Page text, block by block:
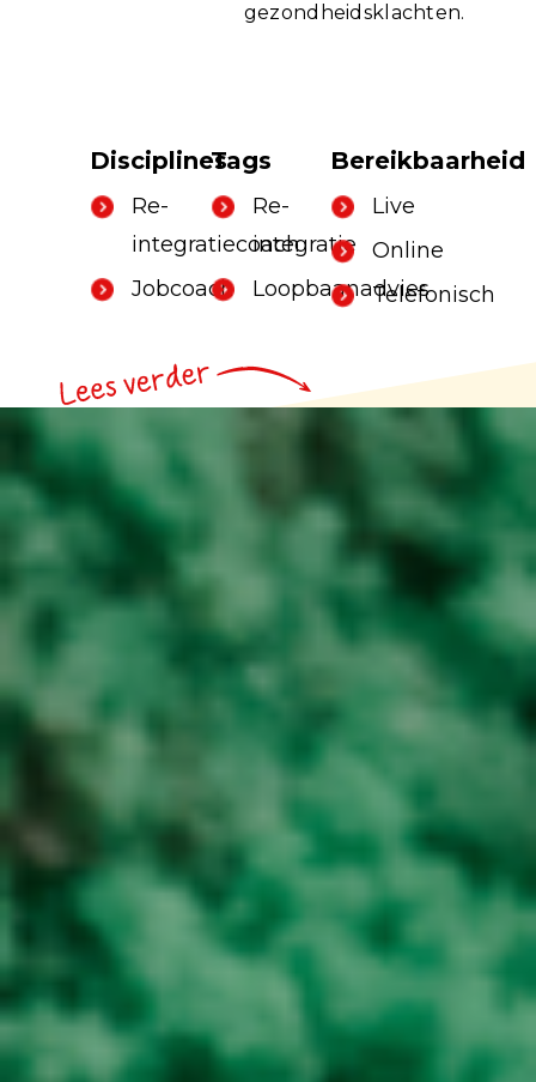
gezondheidsklachten.
Disciplines
Re-
integratiecoach
Jobcoach
Tags
Re-
integratie
Loopbaanadvies
Bereikbaarheid
Live
Online
Telefonisch
Mijn gouden tip
Wees jezelf, ook als je gaat solliciteren. Je bent
goed zoals je bent. En: Wat je niet breekt, maakt
Persoonlijke interesses
Studeren (toegepaste psychologie), wandelen,
hardlopen, lezen (veel vakliteratuur maar ook
weleens een roman). Verder houd ik van
gezellig afspreken met vrienden en van
ontspannen met mijn vriend. Op vakantie ga ik